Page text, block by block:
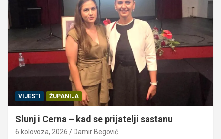
VIJESTI ŽUPANIJA
Slunj i Cerna – kad se prijatelji sastanu
6 kolovoza, 2026 Damir Begović